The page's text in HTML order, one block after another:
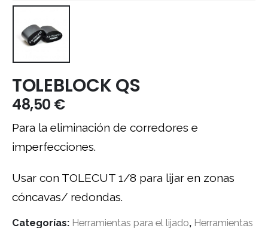
TOLEBLOCK QS
48,50 €
Para la eliminación de corredores e
imperfecciones.
Usar con TOLECUT 1/8 para lijar en zonas
cóncavas/ redondas.
Categorías: Herramientas para el lijado, Herramientas